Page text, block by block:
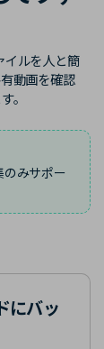
ルを人と簡
動画を確認
。
みサポー
にバッ